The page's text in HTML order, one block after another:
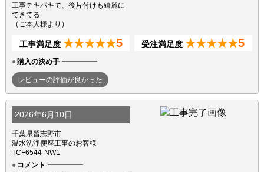
工事テキパキで、後片付けも綺麗に
できてる
（ご本人様より）
工事満足度 ★★★★★5 受注満足度 ★★★★★5
購入の決め手
レビューの評価が良かった
2026年6月10日
千葉県習志野市
温水洗浄便座工事のお客様
TCF6544-NW1
コメント